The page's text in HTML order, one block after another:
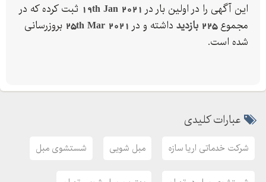
این آگهی را در اولین بار در 19th Jan 2021 ثبت کرده که در
مجموع225 بازدید داشته و در 25th Mar 2021 بروزرسانی
شده است.
عبارات کلیدی
شرکت خدماتی اریا سازه مبل شویی شستشوی مبل